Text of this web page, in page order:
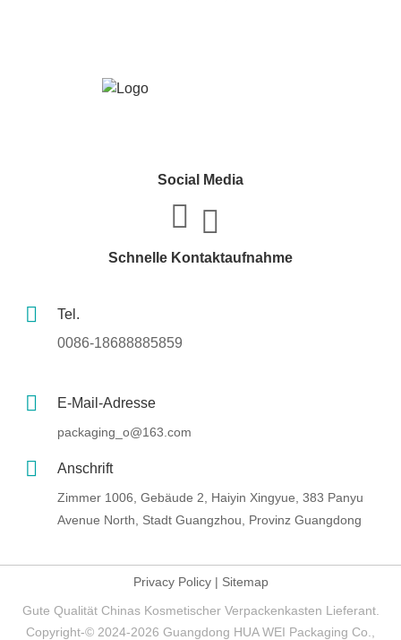
Social Media
Schnelle Kontaktaufnahme
Tel.
0086-18688885859
E-Mail-Adresse
packaging_o@163.com
Anschrift
Zimmer 1006, Gebäude 2, Haiyin Xingyue, 383 Panyu
Avenue North, Stadt Guangzhou, Provinz Guangdong
Privacy Policy| Sitemap
Gute Qualität Chinas Kosmetischer Verpackenkasten Lieferant.
Copyright-© 2024-2026 Guangdong HUA WEI Packaging Co.,